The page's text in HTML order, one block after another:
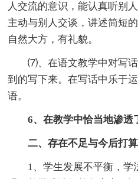
人交流的意识，能认真听别
主动与别人交谈，讲述简短
自然大方，有礼貌。
⑺、在语文教学中对写话
到的写下来。在写话中乐于
语。
6、在教学中恰当地渗透
二、存在不足与今后打算
1、学生发展不平衡，学